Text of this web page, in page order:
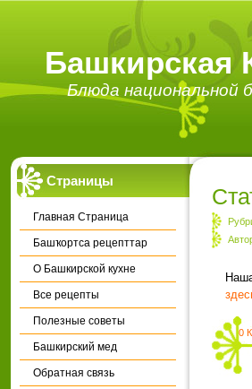
Башкирская
Блюда национальной
Страницы
Главная Страница
Башҡортса рецепттар
О Башкирской кухне
Все рецепты
Полезные советы
Башкирский мед
Обратная связь
0